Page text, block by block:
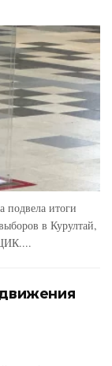
подвела итоги
в Курултай,